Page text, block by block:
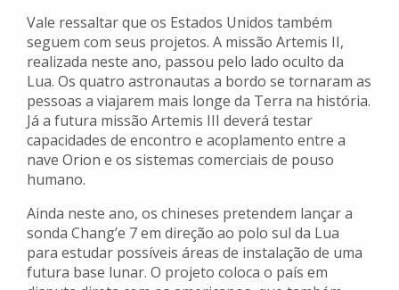
Vale ressaltar que os Estados Unidos também
seguem com seus projetos. A missão Artemis II,
realizada neste ano, passou pelo lado oculto da
Lua. Os quatro astronautas a bordo se tornaram as
pessoas a viajarem mais longe da Terra na história.
Já a futura missão Artemis III deverá testar
capacidades de encontro e acoplamento entre a
nave Orion e os sistemas comerciais de pouso
humano.
Ainda neste ano, os chineses pretendem lançar a
sonda Chang’e 7 em direção ao polo sul da Lua
para estudar possíveis áreas de instalação de uma
futura base lunar. O projeto coloca o país em